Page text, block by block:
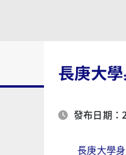
長庚大
發布日期
長庚大學